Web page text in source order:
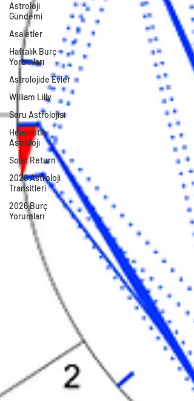
Astroloji
Gündemi
Asaletler
Haftalık Burç
Yorumları
Astrolojide Evler
William Lilly
Soru Astrolojisi
Helenistik
Astroloji
Solar Return
2026 Astroloji
Transitleri
2026 Burç
Yorumları